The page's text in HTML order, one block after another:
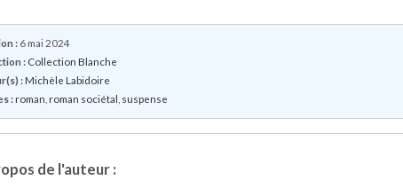
: 6 mai 2024
: Collection Blanche
:Michèle Labidoire
:roman ,roman sociétal suspense
de l'auteur :